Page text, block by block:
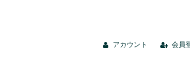
アカウント 会員